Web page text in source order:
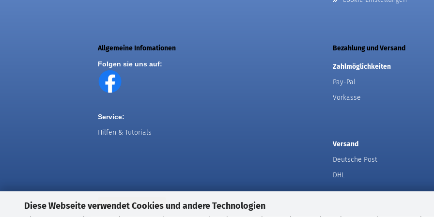
Diese Webseite verwendet Cookies und andere Technologien
Allgemeine Infomationen
Folgen sie uns auf:
Service:
Hilfen & Tutorials
Bezahlung und Versand
Zahlmöglichkeiten
Pay-Pal
Vorkasse
Versand
Deutsche Post
DHL
Vertrag widerrufen